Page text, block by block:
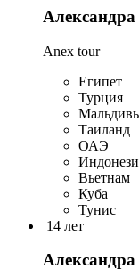
Anex tour
Египет
Турция
Таиланд
ОАЭ
Вьетнам
Куба
Тунис
14 лет